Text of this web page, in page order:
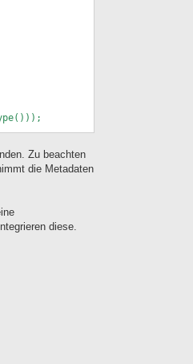
Zu beachten
die Metadaten
diese.